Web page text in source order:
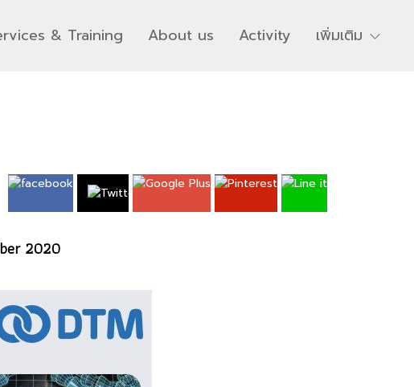
& Training About us Activity เพิ่มเติม
2020